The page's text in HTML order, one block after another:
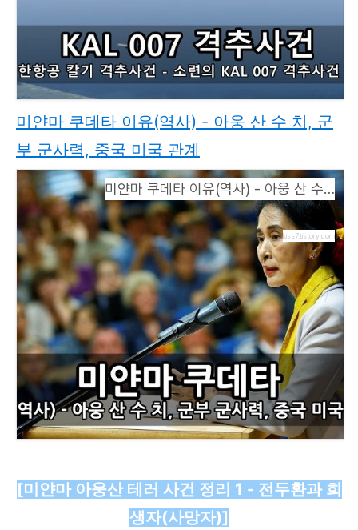
미얀마 쿠데타 이유(역사) - 아웅 산 수 치, 군
부 군사력, 중국 미국 관계
미얀마 쿠데타 이유(역사) - 아웅 산 수 치, 군부 군사력, 중국 미국 관계
kiss7.tistory.com
[미얀마 아웅산 테러 사건 정리 1 - 전두환과 희
생자(사망자)]